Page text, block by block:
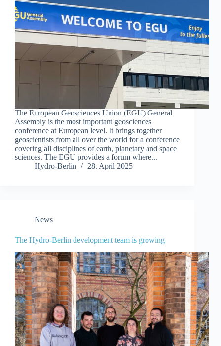
The European Geosciences Union (EGU) General
Assembly is the most important geosciences
conference at European level. It brings together
geoscientists from all over the world for a conference
covering all disciplines of earth, planetary and space
sciences. The EGU provides a forum where...
Hydro-Berlin
28. April 2025
News
The Hydro-Berlin development team is growing